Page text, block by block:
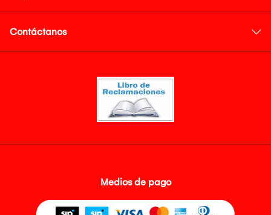
Contáctanos
Medios de pago